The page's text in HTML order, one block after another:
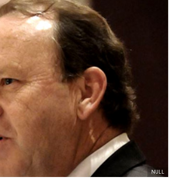
NULL
ФОТО
В Берлине отпраздновали
легализацию гей-браков
ГЕЙ-АЛЬЯНС УКРАИНА Июл 2, 2017